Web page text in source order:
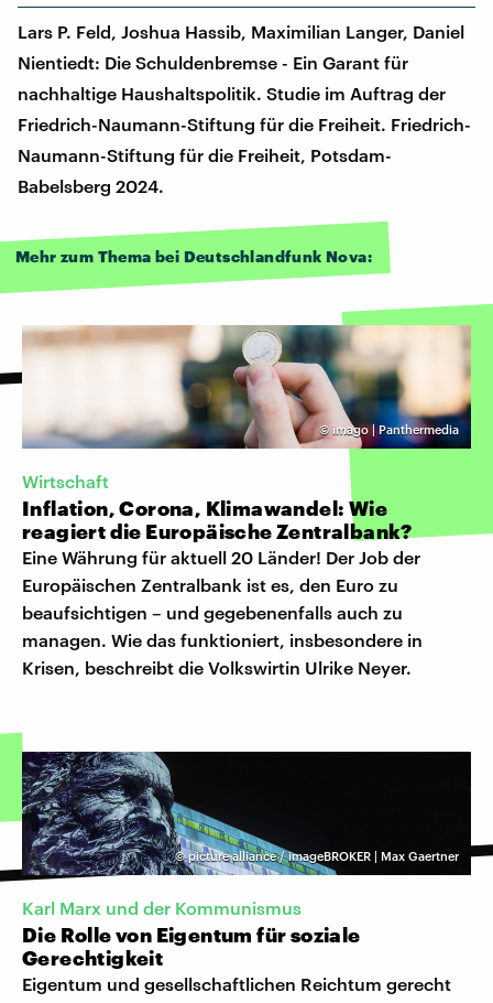
Lars P. Feld, Joshua Hassib, Maximilian Langer, Daniel
Nientiedt: Die Schuldenbremse - Ein Garant für
nachhaltige Haushaltspolitik. Studie im Auftrag der
Friedrich-Naumann-Stiftung für die Freiheit. Friedrich-
Naumann-Stiftung für die Freiheit, Potsdam-
Babelsberg 2024.
Mehr zum Thema bei Deutschlandfunk Nova:
© imago | Panthermedia
Wirtschaft
Inflation, Corona, Klimawandel: Wie
reagiert die Europäische Zentralbank?
Eine Währung für aktuell 20 Länder! Der Job der
Europäischen Zentralbank ist es, den Euro zu
beaufsichtigen – und gegebenenfalls auch zu
managen. Wie das funktioniert, insbesondere in
Krisen, beschreibt die Volkswirtin Ulrike Neyer.
©picture alliance / imageBROKER | Max Gaertner
Karl Marx und der Kommunismus
Die Rolle von Eigentum für soziale
Gerechtigkeit
Eigentum und gesellschaftlichen Reichtum gerecht